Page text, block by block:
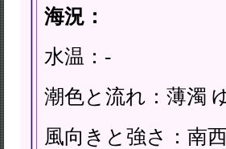
海況：
水温：-
潮色と流れ：薄濁
風向きと強さ：南